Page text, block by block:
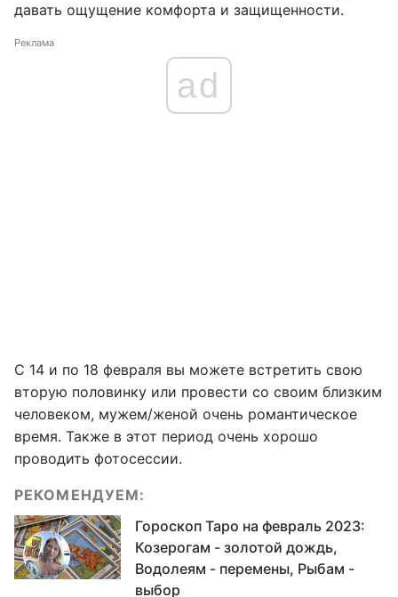
давать ощущение комфорта и защищенности.
Реклама
ad
С 14 и по 18 февраля вы можете встретить свою
вторую половинку или провести со своим близким
человеком, мужем/женой очень романтическое
время. Также в этот период очень хорошо
проводить фотосессии.
РЕКОМЕНДУЕМ:
Гороскоп Таро на февраль 2023:
Козерогам - золотой дождь,
Водолеям - перемены, Рыбам -
выбор